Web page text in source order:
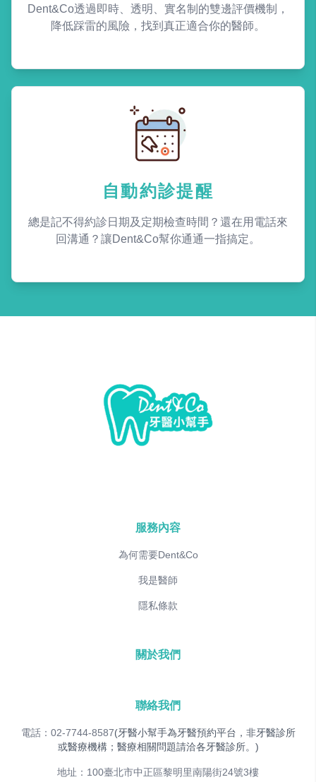
Dent&Co透過即時、透明、實名制的雙邊評價機制，
降低踩雷的風險，找到真正適合你的醫師。
自動約診提醒
總是記不得約診日期及定期檢查時間？還在用電話來
回溝通？讓Dent&Co幫你通通一指搞定。
服務內容
為何需要Dent&Co
我是醫師
隱私條款
關於我們
聯絡我們
電話：02-7744-8587(牙醫小幫手為牙醫預約平台，非牙醫診所
或醫療機構；醫療相關問題請洽各牙醫診所。)
地址：100臺北市中正區黎明里南陽街24號3樓